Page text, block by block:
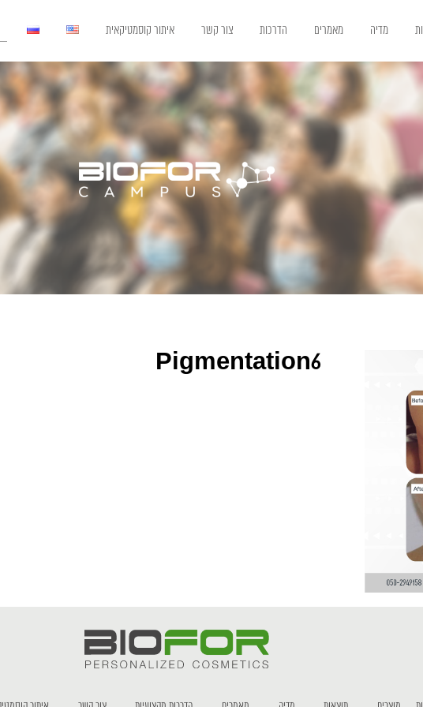
מדיה מאמרים הדרכות צור קשר איתור קוסמטיקאית
Pigmentation6